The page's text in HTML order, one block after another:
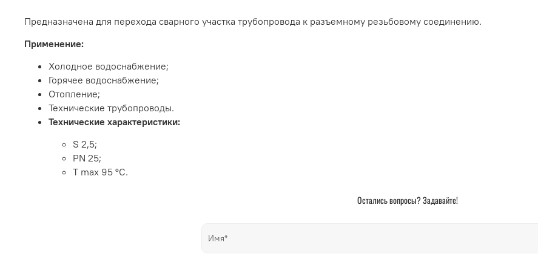
Предназначена для перехода сварного участка трубопровода к разъемному резьбовому соединению.
Применение:
Холодное водоснабжение;
Горячее водоснабжение;
Отопление;
Технические трубопроводы.
Технические характеристики:
S 2,5;
PN 25;
T max 95 °C.
Остались вопросы? Задавайте!